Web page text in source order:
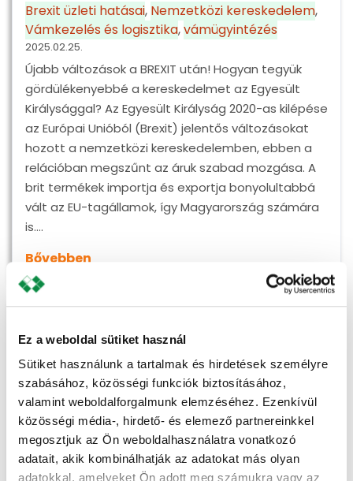
Ez a weboldal sütiket használ
Sütiket használunk a tartalmak és hirdetések személyre
szabásához, közösségi funkciók biztosításához,
valamint weboldalforgalmunk elemzéséhez. Ezenkívül
közösségi média-, hirdető- és elemező partnereinkkel
megosztjuk az Ön weboldalhasználatra vonatkozó
adatait, akik kombinálhatják az adatokat más olyan
adatokkal, amelyeket Ön adott meg számukra vagy az
Brexit üzleti hatásai, Nemzetközi kereskedelem,
Vámkezelés és logisztika,vámügyintézés
2025.02.25.
Újabb változások a BREXIT után! Hogyan tegyük
gördülékenyebbé a kereskedelmet az Egyesült
Királysággal? Az Egyesült Királyság 2020-as kilépése
az Európai Unióból (Brexit) jelentős változásokat
hozott a nemzetközi kereskedelemben, ebben a
relációban megszűnt az áruk szabad mozgása. A
brit termékek importja és exportja bonyolultabbá
vált az EU-tagállamok, így Magyarország számára
is.…
Bővebben